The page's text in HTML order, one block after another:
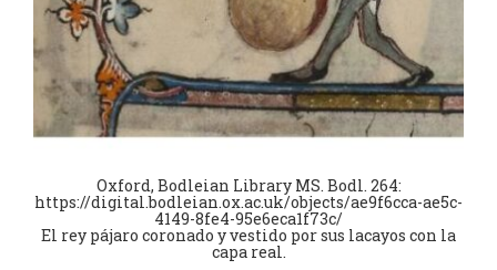
Oxford, Bodleian Library MS. Bodl. 264:
https://digital.bodleian.ox.ac.uk/objects/ae9f6cca-ae5c-
4149-8fe4-95e6eca1f73c/
El rey pájaro coronado y vestido por sus lacayos con la
capa real.